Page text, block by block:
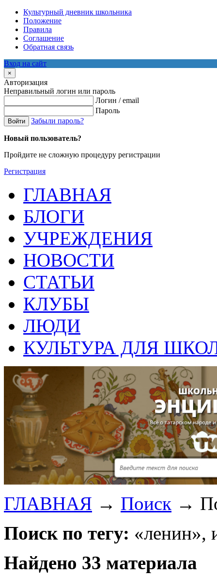
Культурный дневник школьника
Положение
Правила
Соглашение
Обратная связь
Вход на сайт
×
Авторизация
Неправильный логин или пароль
Логин / email
Пароль
Войти Забыли пароль?
Новый пользователь?
Пройдите не сложную процедуру регистрации
Регистрация
ГЛАВНАЯ
БЛОГИ
УЧРЕЖДЕНИЯ
НОВОСТИ
СТАТЬИ
КЛУБЫ
ЛЮДИ
КУЛЬТУРА ДЛЯ
ГЛАВНАЯ → Поиск →
Поиск по тегу: «ленин»,
Найдено 33 материала